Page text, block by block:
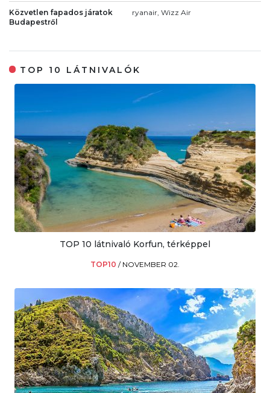
Közvetlen fapados járatok
Budapestről
ryanair, Wizz Air
TOP 10 LÁTNIVALÓK
TOP 10 látnivaló Korfun, térképpel
TOP10 / NOVEMBER 02.